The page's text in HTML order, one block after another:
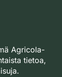
Agricola-
tietoa,